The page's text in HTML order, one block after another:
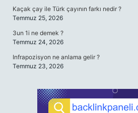
Kaçak çay ile Türk çayının farkı nedir ?
Temmuz 25, 2026
3un 1i ne demek ?
Temmuz 24, 2026
Infrapozisyon ne anlama gelir ?
Temmuz 23, 2026